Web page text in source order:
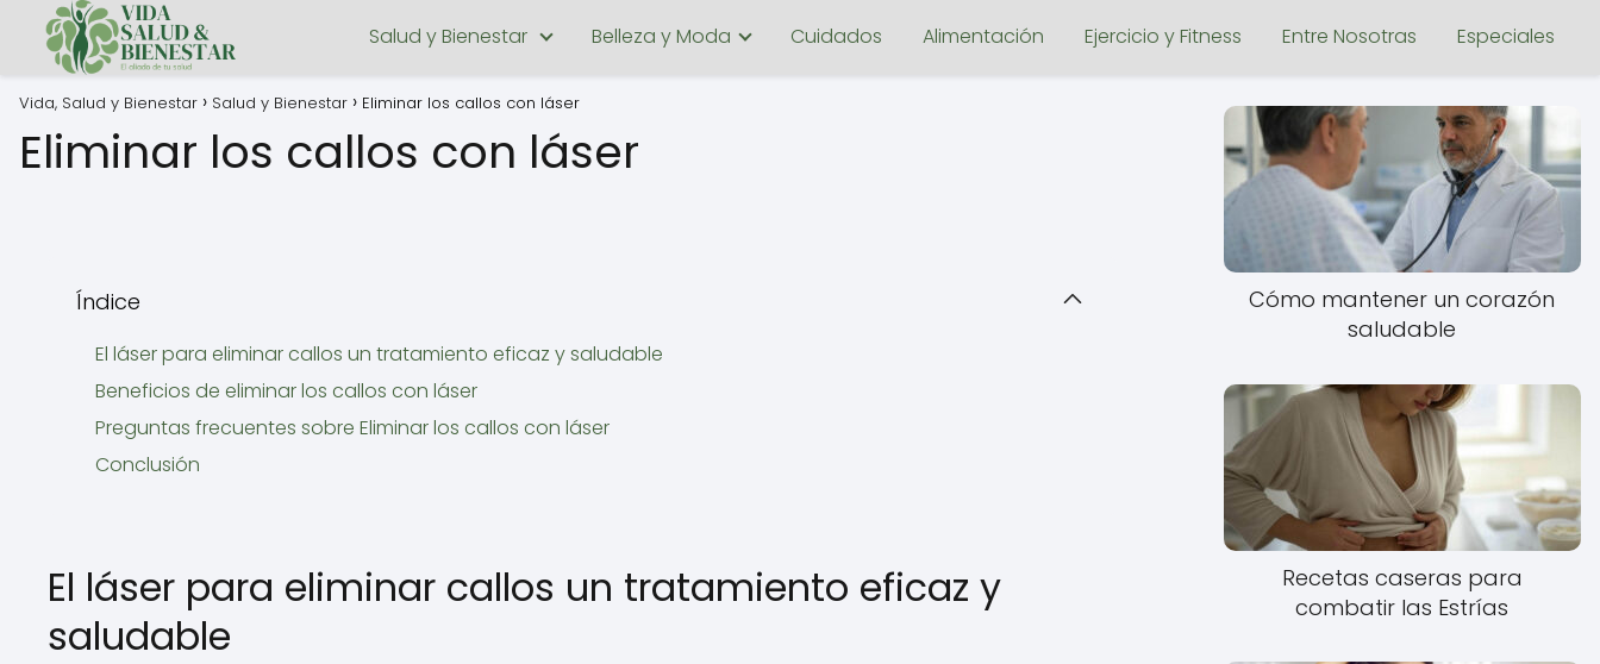
Salud y Bienestar Belleza y Moda Cuidados Alimentación Ejercicio y Fitness Entre Nosotras Especiales
Vida, Salud y Bienestar Salud y Bienestar Eliminar los callos con láser
Eliminar los callos con láser
Índice
El láser para eliminar callos un tratamiento eficaz y saludable
Beneficios de eliminar los callos con láser
Preguntas frecuentes sobre Eliminar los callos con láser
Conclusión
El láser para eliminar callos un tratamiento eficaz y
saludable
Cómo mantener un corazón
saludable
Recetas caseras para
combatir las Estrías